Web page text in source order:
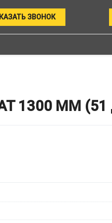
ЗВОНОК
1300 ММ